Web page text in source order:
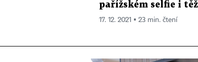
pařížském selfie i
17. 12. 2021 ▪ 23 min. čtení